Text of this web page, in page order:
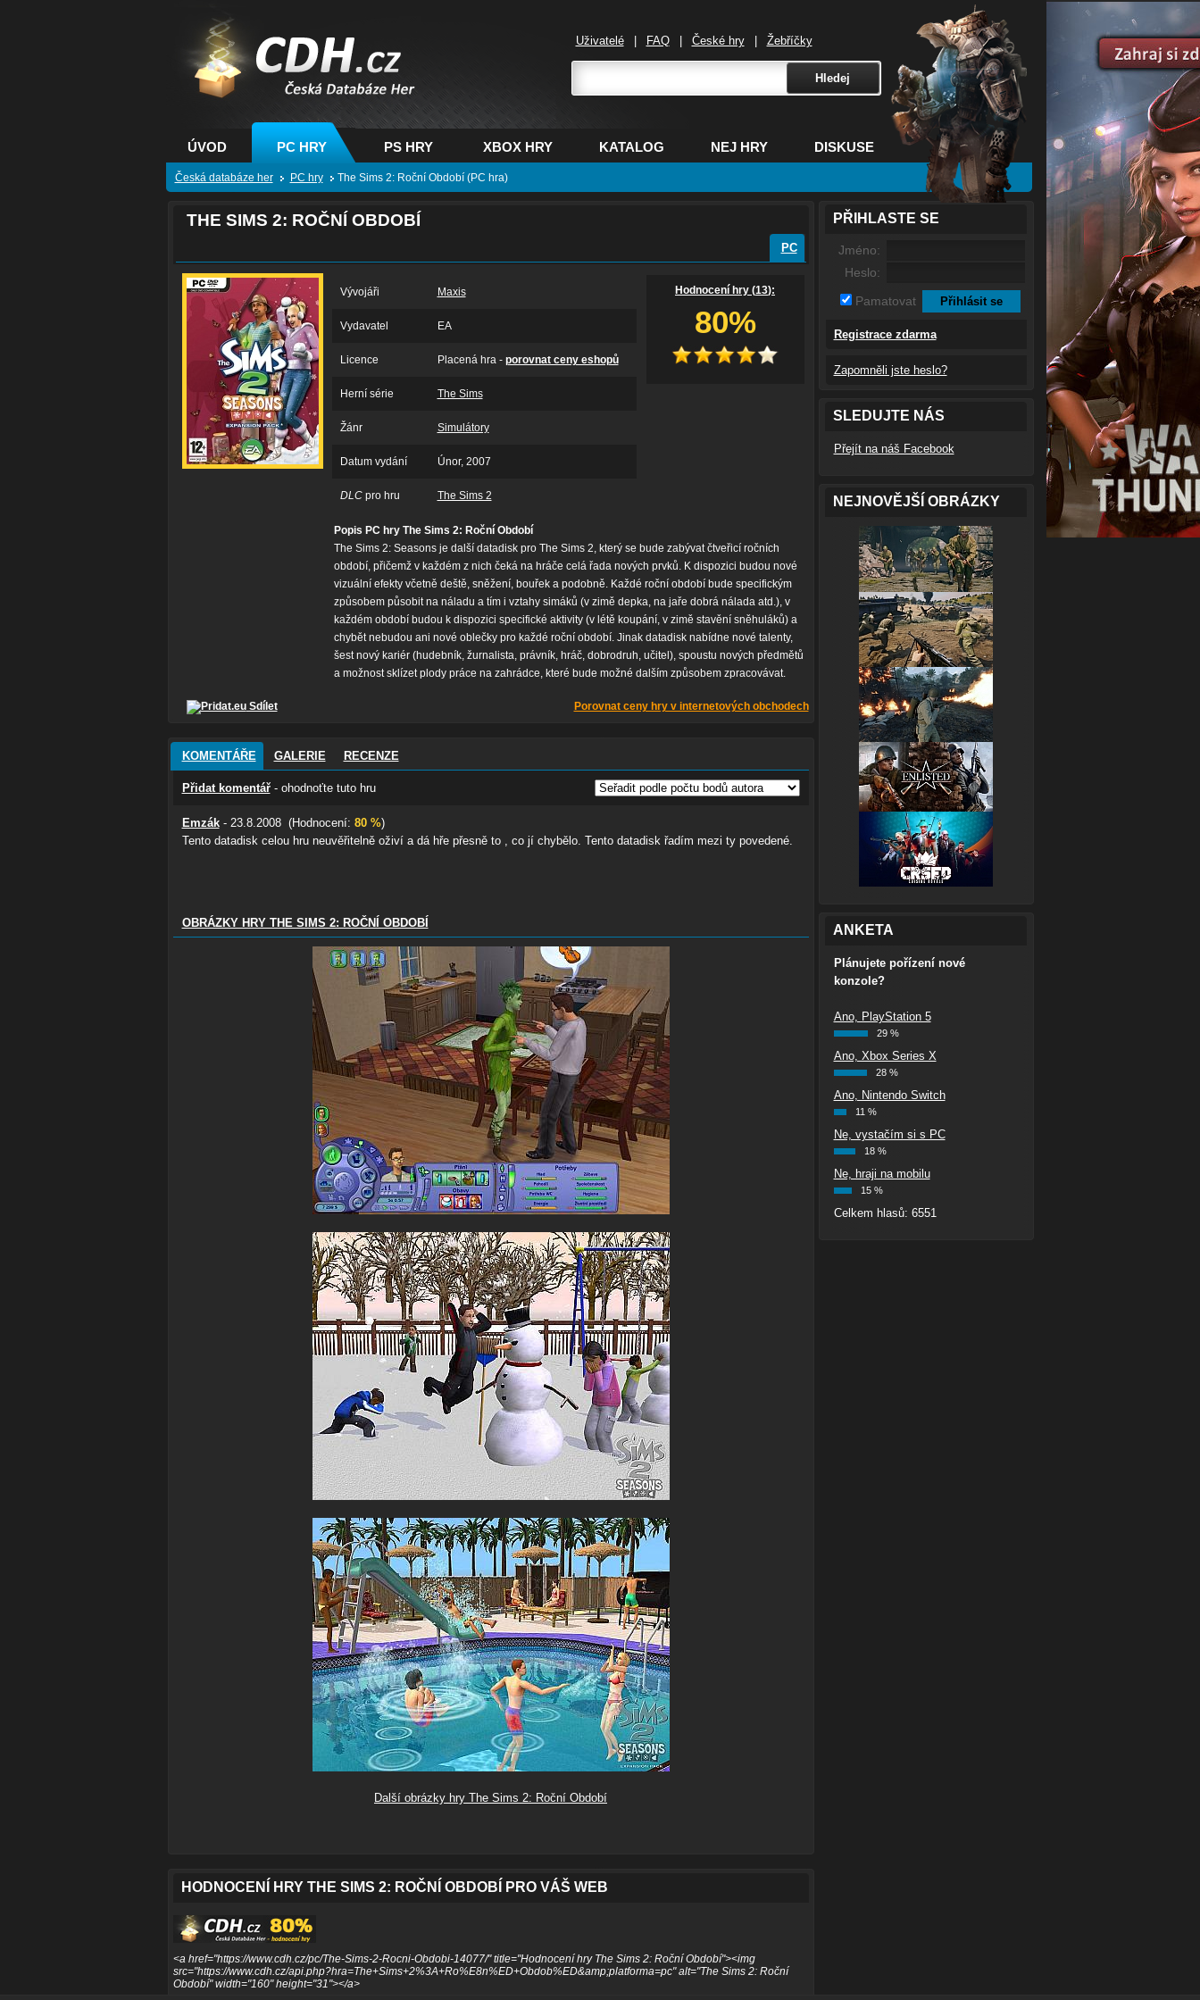
CDH.cz - hry na PC,
PS, XBOX - Česká
databáze her
Uživatelé FAQ České hry Žebříčky
ÚVOD PC HRY PS HRY XBOX HRY KATALOG NEJ HRY DISKUSE
Česká databáze her PC hry The Sims 2: Roční Období (PC hra)
THE SIMS 2: ROČNÍ OBDOBÍ
PC
Vývojáři Maxis
Vydavatel EA
Licence Placená hra - porovnat ceny eshopů
Herní série The Sims
Žánr Simulátory
Datum vydání Únor, 2007
DLCpro hru The Sims 2
Hodnocení hry (13):
80%
Popis PC hry The Sims 2: Roční Období
The Sims 2: Seasons je další datadisk pro The Sims 2, který se bude zabývat čtveřicí ročních
období, přičemž v každém z nich čeká na hráče celá řada nových prvků. K dispozici budou nové
vizuální efekty včetně deště, sněžení, bouřek a podobně. Každé roční období bude specifickým
způsobem působit na náladu a tím i vztahy simáků (v zimě depka, na jaře dobrá nálada atd.), v
každém období budou k dispozici specifické aktivity (v létě koupání, v zimě stavění sněhuláků) a
chybět nebudou ani nové oblečky pro každé roční období. Jinak datadisk nabídne nové talenty,
šest nový kariér (hudebník, žurnalista, právník, hráč, dobrodruh, učitel), spoustu nových předmětů
a možnost sklízet plody práce na zahrádce, které bude možné dalším způsobem zpracovávat.
Sdílet Porovnat ceny hry v internetových obchodech
KOMENTÁŘE GALERIE RECENZE
Přidat komentář- ohodnoťte tuto hru
Emzák- 23.8.2008 (Hodnocení: 80 %)
Tento datadisk celou hru neuvěřitelně oživí a dá hře přesně to , co jí chybělo. Tento datadisk řadím mezi ty povedené.
OBRÁZKY HRY THE SIMS 2: ROČNÍ OBDOBÍ
Další obrázky hry The Sims 2: Roční Období
HODNOCENÍ HRY THE SIMS 2: ROČNÍ OBDOBÍ PRO VÁŠ WEB
<a href="https://www.cdh.cz/pc/The-Sims-2-Rocni-Obdobi-14077/" title="Hodnocení hry The Sims 2: Roční Období"><img
src="https://www.cdh.cz/api.php?hra=The+Sims+2%3A+Ro%E8n%ED+Obdob%ED&amp;platforma=pc" alt="The Sims 2: Roční
Období" width="160" height="31"></a>
PŘIHLASTE SE
Jméno:
Heslo:
Pamatovat
Registrace zdarma
Zapomněli jste heslo?
SLEDUJTE NÁS
Přejít na náš Facebook
NEJNOVĚJŠÍ OBRÁZKY
ANKETA
Plánujete pořízení nové
konzole?
Ano, PlayStation 5
29 %
Ano, Xbox Series X
28 %
Ano, Nintendo Switch
11 %
Ne, vystačím si s PC
18 %
Ne, hraji na mobilu
15 %
Celkem hlasů: 6551